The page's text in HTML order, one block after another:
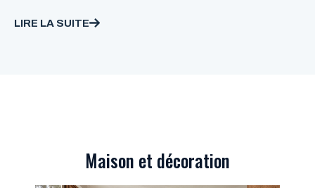
LIRE LA SUITE
Nos catégories :
Maison et décoration